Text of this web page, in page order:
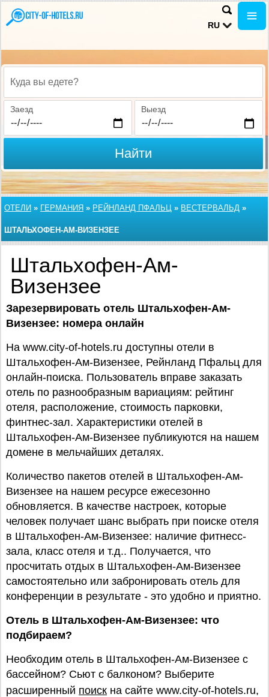
RU
Куда вы едете?
Заезд Выезд
Найти
ОТЕЛИ » ГЕРМАНИЯ » РЕЙНЛАНД ПФАЛЬЦ » ВЕСТЕРВАЛЬД »
ШТАЛЬХОФЕН-АМ-ВИЗЕНЗЕЕ
Штальхофен-Ам-
Визензее
Зарезервировать отель Штальхофен-Ам-
Визензее: номера онлайн
На www.city-of-hotels.ru доступны отели в
Штальхофен-Ам-Визензее, Рейнланд Пфальц для
онлайн-поиска. Пользователь вправе заказать
отель по разнообразным вариациям: рейтинг
отеля, расположение, стоимость парковки,
финтнес-зал. Характеристики отелей в
Штальхофен-Ам-Визензее публикуются на нашем
домене в мельчайших деталях.
Количество пакетов отелей в Штальхофен-Ам-
Визензее на нашем ресурсе ежесезонно
обновляется. В качестве настроек, которые
человек получает шанс выбрать при поиске отеля
в Штальхофен-Ам-Визензее: наличие фитнесс-
зала, класс отеля и т.д.. Получается, что
просчитать отдых в Штальхофен-Ам-Визензее
самостоятельно или забронировать отель для
конференции в результате - это удобно и приятно.
Отель в Штальхофен-Ам-Визензее: что
подбираем?
Необходим отель в Штальхофен-Ам-Визензее с
бассейном? Сьют с балконом? Выберите
расширенный поиск на сайте www.city-of-hotels.ru,